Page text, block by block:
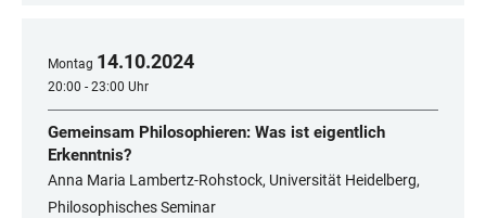
Montag 14.10.2024
20:00 - 23:00 Uhr
Gemeinsam Philosophieren: Was ist eigentlich
Erkenntnis?
Anna Maria Lambertz-Rohstock, Universität Heidelberg,
Philosophisches Seminar